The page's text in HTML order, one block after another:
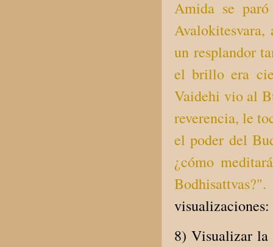
Amida se
Avalokitesvara,
un resplandor
el brillo era
Vaidehi vio al
reverencia, le
el poder del
¿cómo
Bodhisattvas?".
visualizaciones:
8) Visualizar la